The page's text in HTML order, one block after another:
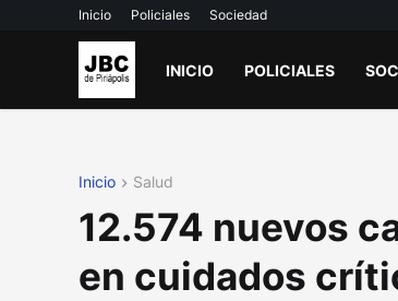
Inicio Policiales Sociedad
INICIO POLICIALES
Inicio Salud
12.574 nuevos
en cuidados